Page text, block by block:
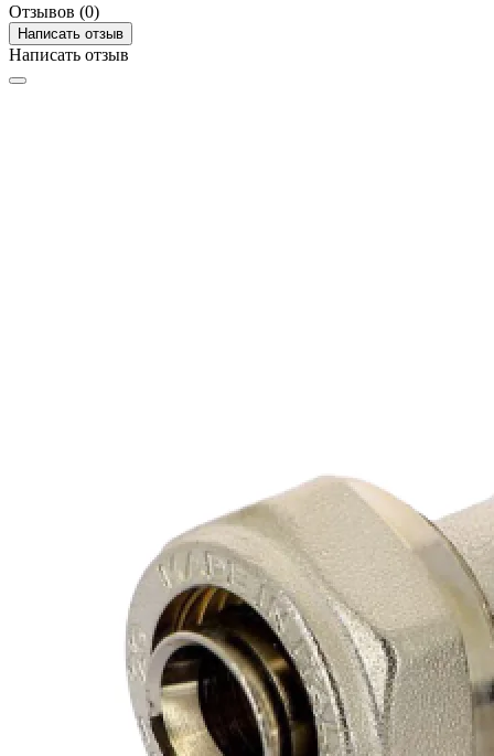
Отзывов (0)
Написать отзыв
Написать отзыв